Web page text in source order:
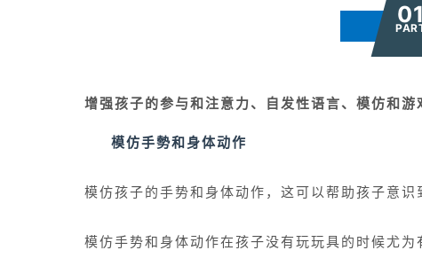
01
增强孩子的参与和注意力、自发性语言、模仿和游
模仿手勢和身体动作
模仿孩子的手势和身体动作，这可以帮助孩子意
模仿手势和身体动作在孩子没有玩玩具的时候尤为